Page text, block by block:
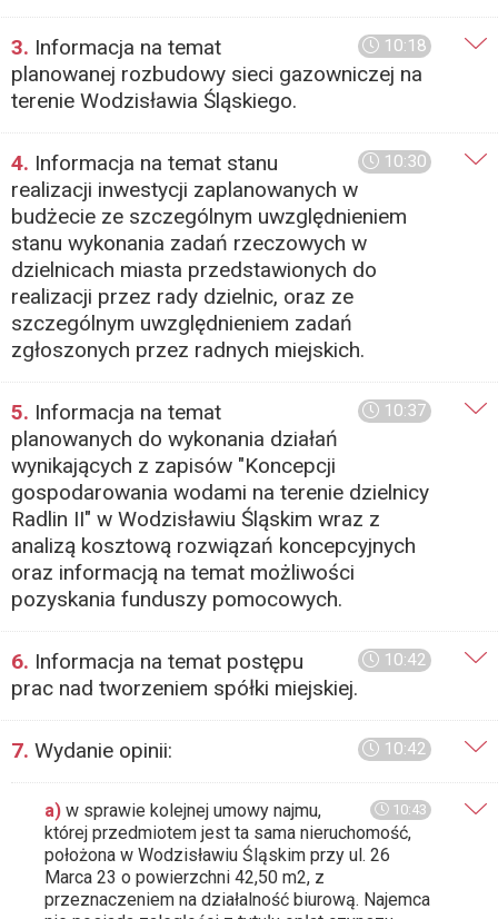
10:18
3. Informacja na temat
planowanej rozbudowy sieci gazowniczej na
terenie Wodzisławia Śląskiego.
10:30
4. Informacja na temat stanu
realizacji inwestycji zaplanowanych w
budżecie ze szczególnym uwzględnieniem
stanu wykonania zadań rzeczowych w
dzielnicach miasta przedstawionych do
realizacji przez rady dzielnic, oraz ze
szczególnym uwzględnieniem zadań
zgłoszonych przez radnych miejskich.
10:37
5. Informacja na temat
planowanych do wykonania działań
wynikających z zapisów "Koncepcji
gospodarowania wodami na terenie dzielnicy
Radlin II" w Wodzisławiu Śląskim wraz z
analizą kosztową rozwiązań koncepcyjnych
oraz informacją na temat możliwości
pozyskania funduszy pomocowych.
10:42
6. Informacja na temat postępu
prac nad tworzeniem spółki miejskiej.
10:42
7. Wydanie opinii:
10:43
a) w sprawie kolejnej umowy najmu,
której przedmiotem jest ta sama nieruchomość,
położona w Wodzisławiu Śląskim przy ul. 26
Marca 23 o powierzchni 42,50 m2, z
przeznaczeniem na działalność biurową. Najemca